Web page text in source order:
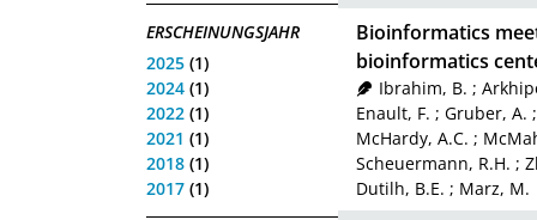
ERSCHEINUNGSJAHR
2025 (1)
2024 (1)
2022 (1)
2021 (1)
2018 (1)
2017 (1)
Bioinformatics
bioinformatics
Ibrahim, B. ;
Enault, F. ; Gruber, A.
McHardy, A.C. ;
Scheuermann, R.H. ;
Dutilh, B.E. ; Marz, M.